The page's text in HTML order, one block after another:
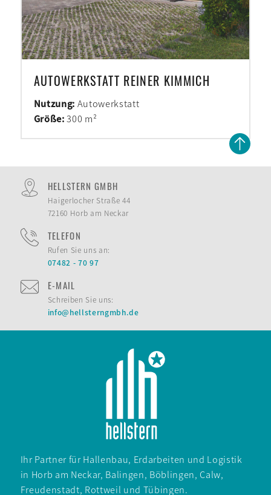
AUTOWERKSTATT REINER KIMMICH
Nutzung: Autowerkstatt
Größe:300 m²
HELLSTERN GMBH
Haigerlocher Straße 44
72160 Horb am Neckar
TELEFON
Rufen Sie uns an:
07482 - 70 97
E-MAIL
Schreiben Sie uns:
info@hellsterngmbh.de
Ihr Partner für Hallen­bau, Erd­arbeiten und Logistik
in Horb am Neckar, Balingen, Böblingen, Calw,
Freuden­stadt, Rott­weil und Tübingen.